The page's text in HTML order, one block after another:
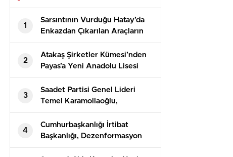
1
Sarsıntının Vurduğu Hatay’da
Enkazdan Çıkarılan Araçların
Teslimatı Devam Ediyor
2
Atakaş Şirketler Kümesi’nden
Payas’a Yeni Anadolu Lisesi
3
Saadet Partisi Genel Lideri
Temel Karamollaoğlu,
Yargıtay’ın Can Atalay kararına
reaksiyon gösterdi
4
Cumhurbaşkanlığı İrtibat
Başkanlığı, Dezenformasyon
Bülteni’nin 81. sayısını